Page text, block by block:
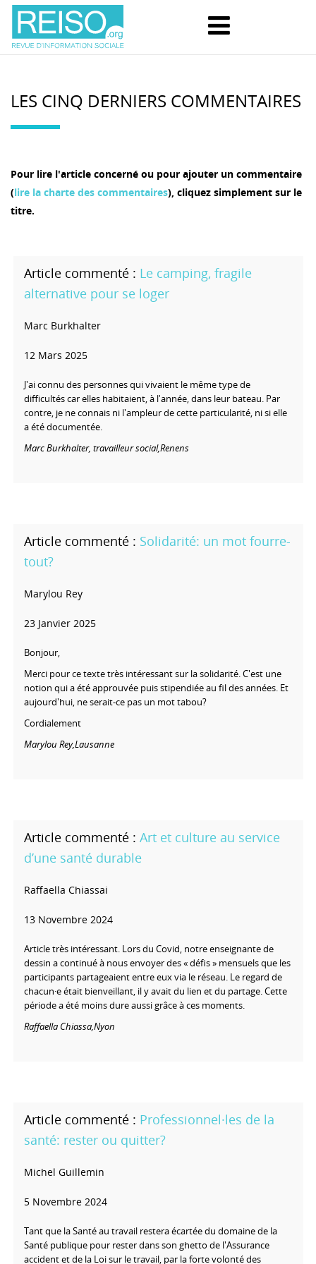
LES CINQ DERNIERS COMMENTAIRES
Pour lire l'article concerné ou pour ajouter un commentaire
(lire la charte des commentaires), cliquez simplement sur le
titre.
Le camping, fragile
alternative pour se loger
Marc Burkhalter
12 Mars 2025
J'ai connu des personnes qui vivaient le même type de
difficultés car elles habitaient, à l'année, dans leur bateau. Par
contre, je ne connais ni l'ampleur de cette particularité, ni si elle
a été documentée.
Marc Burkhalter, travailleur social,Renens
Solidarité: un mot fourre-
tout?
Marylou Rey
23 Janvier 2025
Bonjour,
Merci pour ce texte très intéressant sur la solidarité. C'est une
notion qui a été approuvée puis stipendiée au fil des années. Et
aujourd'hui, ne serait-ce pas un mot tabou?
Cordialement
Marylou Rey,Lausanne
Art et culture au service
d’une santé durable
Raffaella Chiassai
13 Novembre 2024
Article très intéressant. Lors du Covid, notre enseignante de
dessin a continué à nous envoyer des « défis » mensuels que les
participants partageaient entre eux via le réseau. Le regard de
chacun·e était bienveillant, il y avait du lien et du partage. Cette
période a été moins dure aussi grâce à ces moments.
Raffaella Chiassa,Nyon
Professionnel·les de la
santé: rester ou quitter?
Michel Guillemin
5 Novembre 2024
Tant que la Santé au travail restera écartée du domaine de la
Santé publique pour rester dans son ghetto de l'Assurance
accident et de la Loi sur le travail, par la forte volonté des